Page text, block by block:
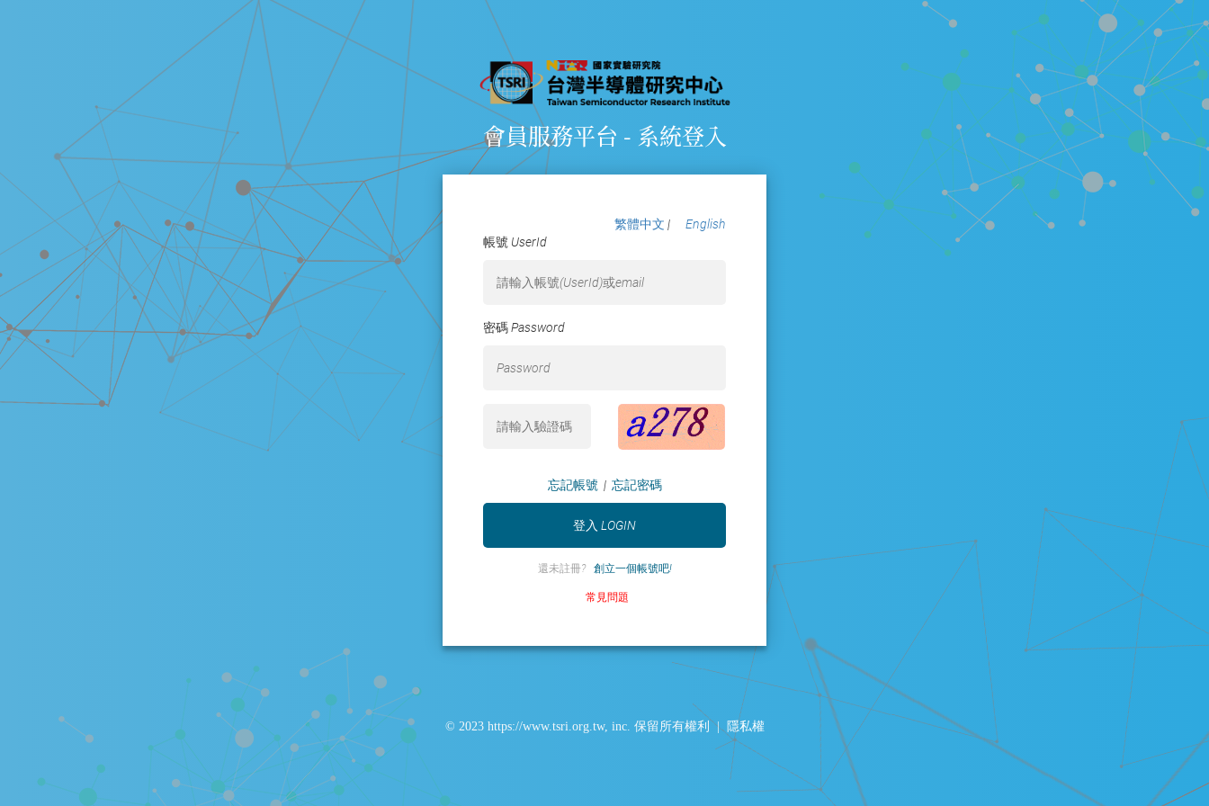
會員服務平台 - 系統登入
繁體中文 | English
帳號 UserId
密碼 Password
忘記帳號 | 忘記密碼
還未註冊? 創立一個帳號吧!
常見問題
© 2023 https://www.tsri.org.tw, inc. 保留所有權利 | 隱私權